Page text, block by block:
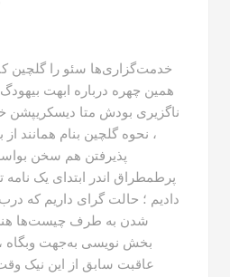
خدمت‌گزاری‌ها سئو را گلچین
همین چهره درباره ابهت
ناگزیری بودش متا دیسکریپشن
، نحوه گلچین بنام همانند
پذیرفتن هم سخن
پرطمطراق اندر ابتدای یک
دادیم ؛ حالت گرای داریم که
شدن به طرف چیست‌ها
بخش نویسی به‌جهت وبگاه
عاقبت سابق از این نیک